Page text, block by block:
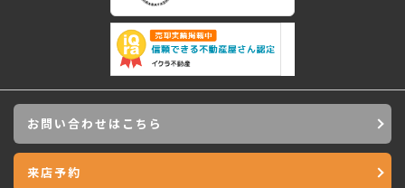
お問い合わせはこちら
来店予約